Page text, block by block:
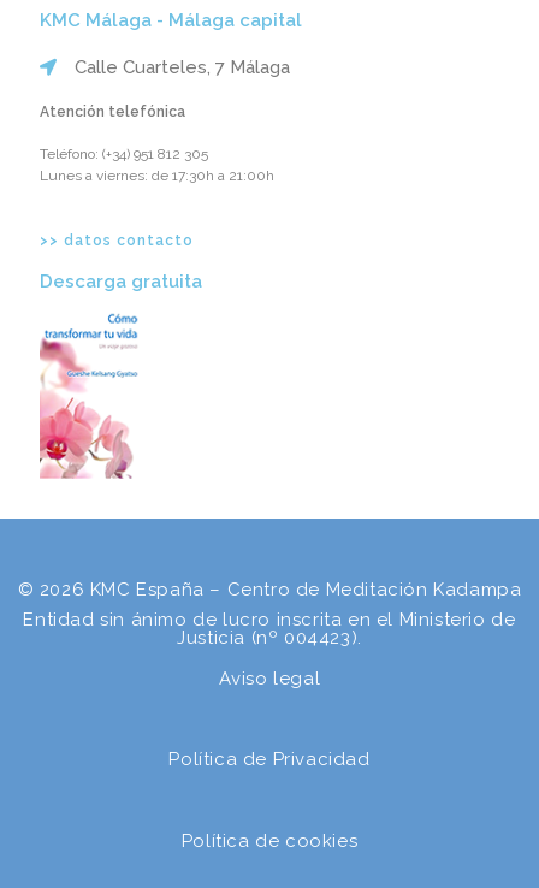
KMC Málaga - Málaga capital
Calle Cuarteles, 7 Málaga
Atención telefónica
Teléfono: ‪(+34) 951 812 305‬
Lunes a viernes: de 17:30h a 21:00h
>> datos contacto
Descarga gratuita​
© 2026 KMC España – Centro de Meditación Kadampa
Entidad sin ánimo de lucro inscrita en el Ministerio de
Justicia (nº 004423).
Aviso legal
Política de Privacidad
Política de cookies